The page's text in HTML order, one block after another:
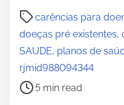
carências para
doeças pré existentes,
SAUDE, planos de
rjmid988094344
P
o
s
t
r
5 min read